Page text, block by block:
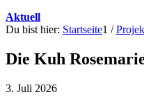
Aktuell
Du bist hier: Startseite1 /
Die Kuh
3. Juli 2026